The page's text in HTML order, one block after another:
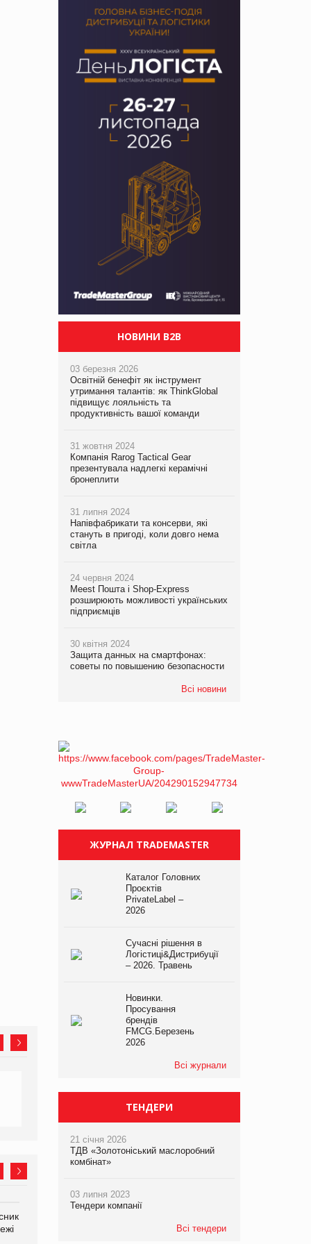
компанії «УкраМарин»
НОВИНИ B2B
03 березня 2026
Освітній бенефіт як інструмент
утримання талантів: як ThinkGlobal
підвищує лояльність та
продуктивність вашої команди
31 жовтня 2024
Компанія Rarog Tactical Gear
презентувала надлегкі керамічні
бронеплити
31 липня 2024
Напівфабрикати та консерви, які
стануть в пригоді, коли довго нема
світла
24 червня 2024
Meest Пошта і Shop-Express
розширюють можливості українських
підприємців
30 квітня 2024
Защита данных на смартфонах:
советы по повышению безопасности
Всі новини
ЖУРНАЛ TRADEMASTER
Каталог Головних
Проєктів
PrivateLabel –
2026
Сучасні рішення в
Логістиці&Дистрибуції
– 2026. Травень
Новинки.
Просування
брендів
FMCG.Березень
2026
Всі журнали
ТЕНДЕРИ
21 січня 2026
ТДВ «Золотоніський маслоробний
комбінат»
03 липня 2023
Тендери компанії
Всі тендери